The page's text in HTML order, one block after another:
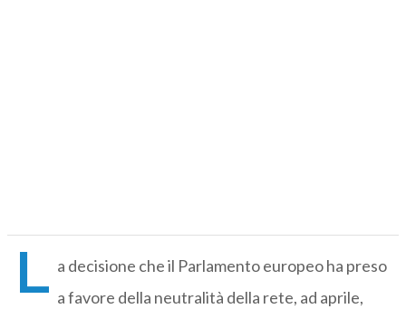
L a decisione che il Parlamento europeo ha preso
a favore della neutralità della rete, ad aprile,